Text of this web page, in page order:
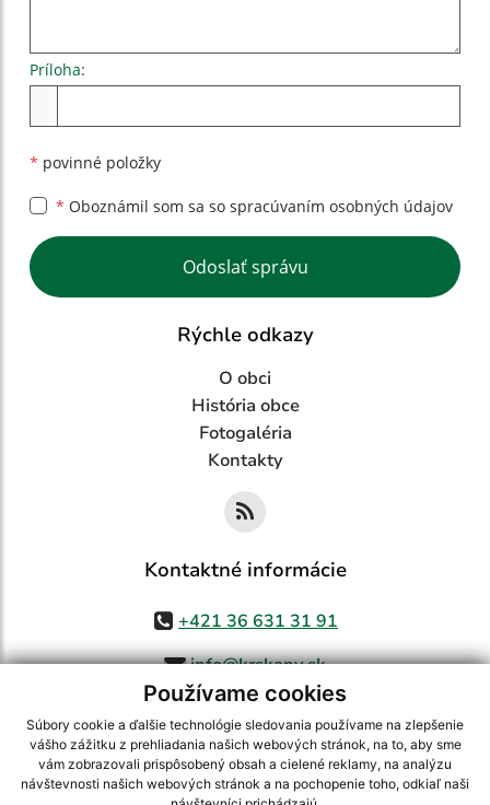
Používame cookies
Súbory cookie a ďalšie technológie sledovania používame na zlepšenie
vášho zážitku z prehliadania našich webových stránok, na to, aby sme
vám zobrazovali prispôsobený obsah a cielené reklamy, na analýzu
návštevnosti našich webových stránok a na pochopenie toho, odkiaľ naši
Príloha:
* povinné položky
* Oboznámil som sa so spracúvaním osobných údajov
Google reCaptcha Response
Odoslať správu
Rýchle odkazy
O obci
História obce
Fotogaléria
Kontakty
Kontaktné informácie
+421 36 631 31 91
info@krskany.sk
využite možnosť získavania aktuálnych informácií s využitím RSS
CMS systém (redakčný) systém ECHELON 2,Mapa stránok,web portál